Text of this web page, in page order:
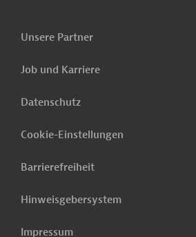
Unsere Partner
Job und Karriere
Datenschutz
Cookie-Einstellungen
Barrierefreiheit
Hinweisgebersystem
Impressum